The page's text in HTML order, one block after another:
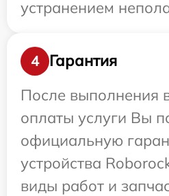
устранением
4
Гарантия
После выполнения
оплаты услуги Вы
официальную
устройства
виды работ и